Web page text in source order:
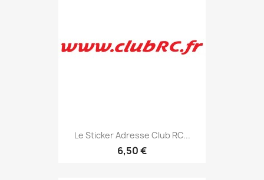
Le Sticker Adresse Club RC...
6,50 €